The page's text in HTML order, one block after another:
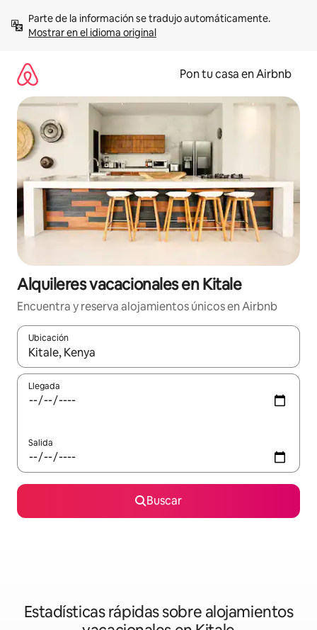
contenidoMostrar en el idioma original
Pon tu casa en Airbnb
Alquileres vacacionales en Kitale
Encuentra y reserva alojamientos únicos en Airbnb
Ubicación
Cuando los resultados estén disponibles, navega con las
Llegada
Salida
Buscar
Estadísticas rápidas sobre alojamientos